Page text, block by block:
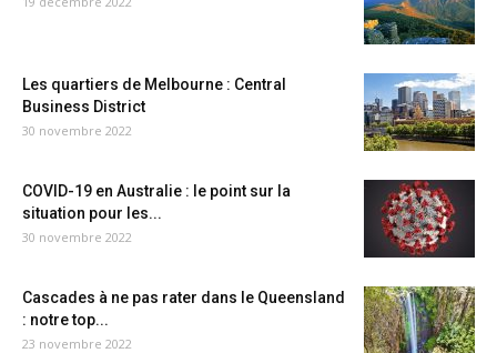
Les quartiers de Melbourne : Central
Business District
30 novembre 2022
COVID-19 en Australie : le point sur la
situation pour les...
30 novembre 2022
Cascades à ne pas rater dans le Queensland
: notre top...
23 novembre 2022